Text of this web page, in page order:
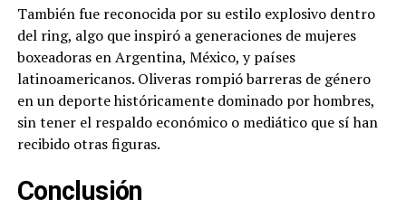
También fue reconocida por su estilo explosivo dentro
del ring, algo que inspiró a generaciones de mujeres
boxeadoras en Argentina, México, y países
latinoamericanos. Oliveras rompió barreras de género
en un deporte históricamente dominado por hombres,
sin tener el respaldo económico o mediático que sí han
recibido otras figuras.
Conclusión